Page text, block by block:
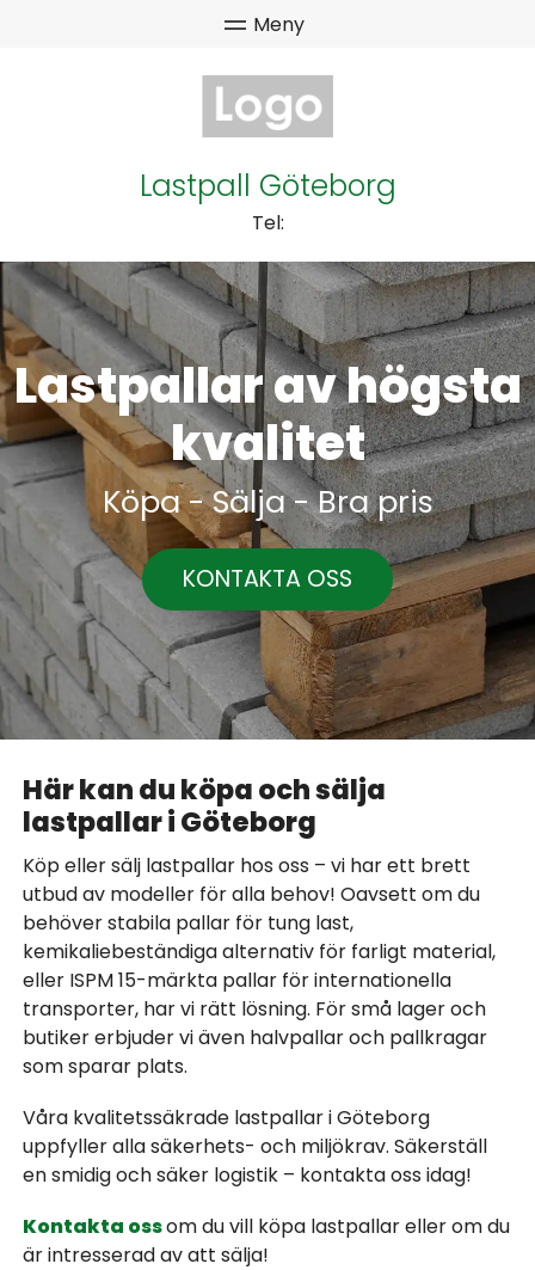
Lastpall Göteborg
Tel:
Lastpallar av högsta
kvalitet
Köpa - Sälja - Bra pris
KONTAKTA OSS
Här kan du köpa och sälja
lastpallar i Göteborg
Köp eller sälj lastpallar hos oss – vi har ett brett
utbud av modeller för alla behov! Oavsett om du
behöver stabila pallar för tung last,
kemikaliebeständiga alternativ för farligt material,
eller ISPM 15-märkta pallar för internationella
transporter, har vi rätt lösning. För små lager och
butiker erbjuder vi även halvpallar och pallkragar
som sparar plats.
Våra kvalitetssäkrade lastpallar i Göteborg
uppfyller alla säkerhets- och miljökrav. Säkerställ
en smidig och säker logistik – kontakta oss idag!
Kontakta ossom du vill köpa lastpallar eller om du
är intresserad av att sälja!